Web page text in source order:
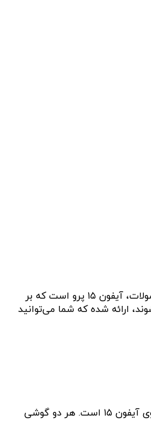
رویداد واندرلاست (Wonderlust) اپل در تاریخ ۱۲ سپتامبر (۲۱ شهریور) برگزار می‌شود و قرار است اپل در این رویداد از محصولات مختلفی رونمایی کند. یکی از این محصولات، آیفون ۱۵ پرو است که بر
ارائه شده که شما می‌توانید
گفته می‌شود که اپل در گوشی‌های آیفون ۱۵ و ۱۵ پلاس از درگاه USB-C و حفره‌ی داینامیک آیلند استفاده کرده و ظاهر این دو گوشی نیز تقریباً مشابه نسخه‌های پروی آیفون ۱۵ است. هر دو گوشی